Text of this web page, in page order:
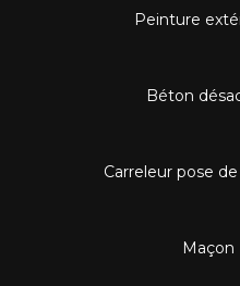
Peinture
Béton
Carreleur pose
Maçon